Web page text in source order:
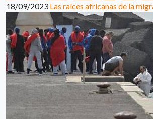
18/09/2023 Las raíces africanas de la